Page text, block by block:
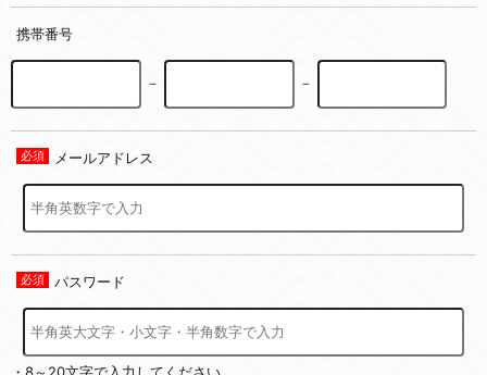
携帯番号
－ －
メールアドレス
パスワード
・8～20文字で入力してください。